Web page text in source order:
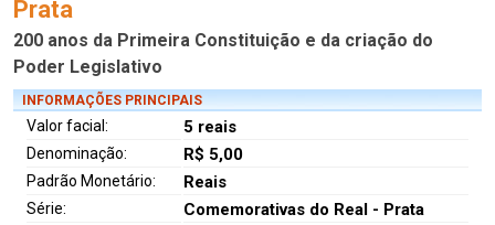
Prata
200 anos da Primeira Constituição e da criação do
Poder Legislativo
INFORMAÇÕES PRINCIPAIS
Valor facial: 5 reais
Denominação: R$ 5,00
Padrão Monetário: Reais
Série: Comemorativas do Real - Prata